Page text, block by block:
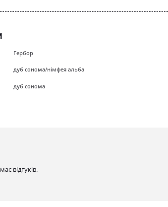
Гербор
дуб сонома/німфея альба
дуб сонома
відгуків.